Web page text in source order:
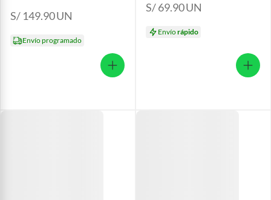
S/ 149.90UN
Envío programado
S/ 69.90UN
Envíorápido